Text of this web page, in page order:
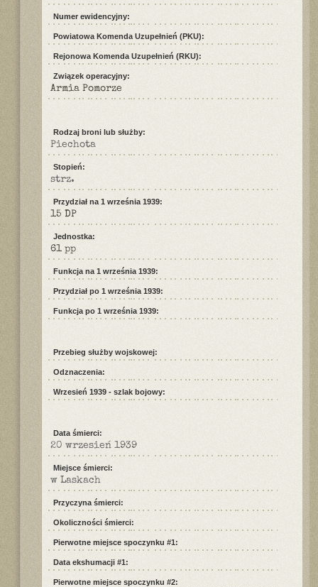
Numer ewidencyjny:
Powiatowa Komenda Uzupełnień (PKU):
Rejonowa Komenda Uzupełnień (RKU):
Związek operacyjny:
Armia Pomorze
Rodzaj broni lub służby:
Piechota
Stopień:
strz.
Przydział na 1 września 1939:
15 DP
Jednostka:
61 pp
Funkcja na 1 września 1939:
Przydział po 1 września 1939:
Funkcja po 1 września 1939:
Przebieg służby wojskowej:
Odznaczenia:
Wrzesień 1939 - szlak bojowy:
Data śmierci:
20 wrzesień 1939
Miejsce śmierci:
w Laskach
Przyczyna śmierci:
Okoliczności śmierci:
Pierwotne miejsce spoczynku #1:
Data ekshumacji #1:
Pierwotne miejsce spoczynku #2: